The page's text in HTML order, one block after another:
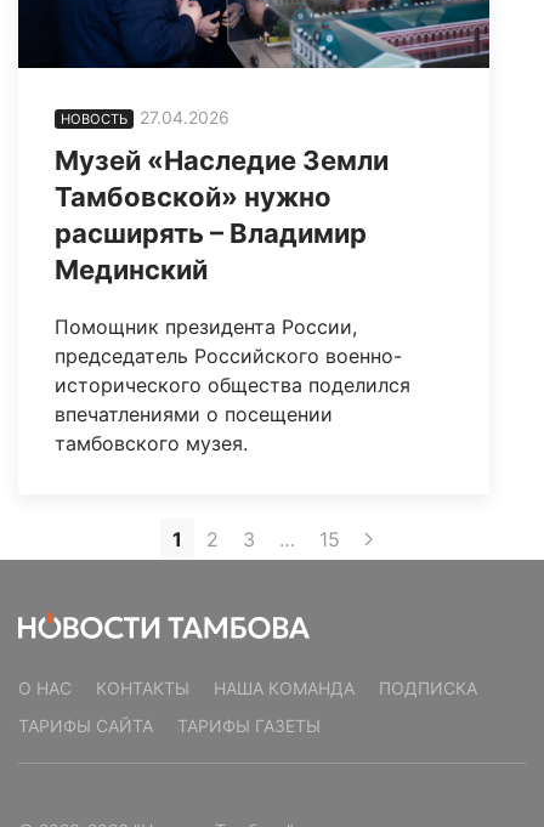
НОВОСТЬ 27.04.2026
Музей «Наследие Земли
Тамбовской» нужно
расширять – Владимир
Мединский
Помощник президента России,
председатель Российского военно-
исторического общества поделился
впечатлениями о посещении
тамбовского музея.
1 2 3 … 15
О НАС КОНТАКТЫ НАША КОМАНДА
ПОДПИСКА
ТАРИФЫ САЙТА
ТАРИФЫ ГАЗЕТЫ